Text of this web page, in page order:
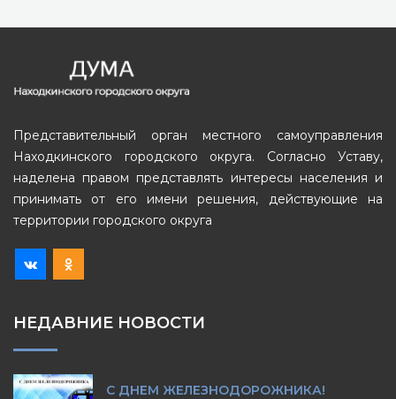
Представительный орган местного самоуправления
Находкинского городского округа. Согласно Уставу,
наделена правом представлять интересы населения и
принимать от его имени решения, действующие на
территории городского округа
НЕДАВНИЕ НОВОСТИ
С ДНЕМ ЖЕЛЕЗНОДОРОЖНИКА!